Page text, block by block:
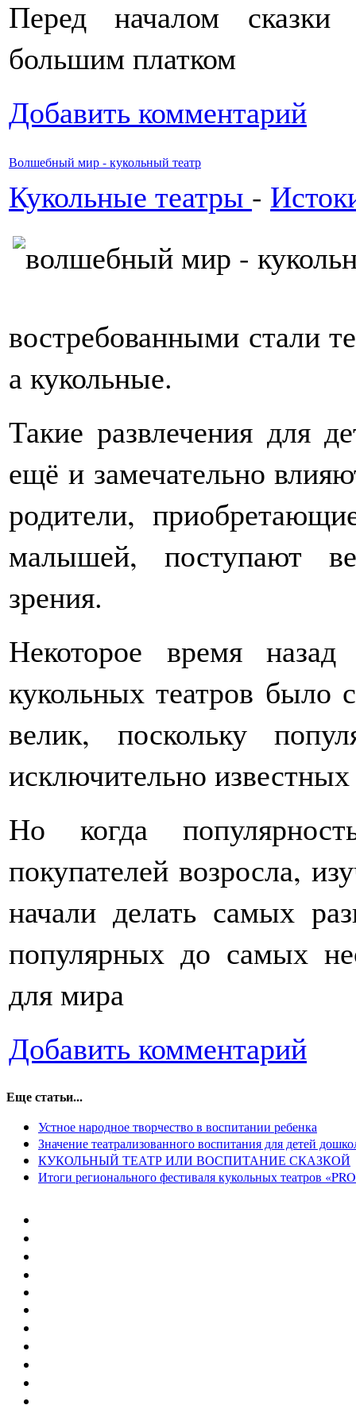
Перед началом
большим платком
Добавить комментарий
Волшебный мир - кукольный театр
Кукольные театры -
востребованными стали
а кукольные.
Такие развлечения для
ещё и замечательно
родители,
малышей, поступают
зрения.
Некоторое время
кукольных театров
велик, поскольку
исключительно
Но когда
покупателей возросла,
начали делать самых
популярных до самых
для мира
Добавить комментарий
Еще статьи...
Устное народное творчество в воспитании ребенка
Значение театрализованного воспитания для детей
КУКОЛЬНЫЙ ТЕАТР ИЛИ ВОСПИТАНИЕ СКАЗКОЙ
Итоги регионального фестиваля кукольных театров